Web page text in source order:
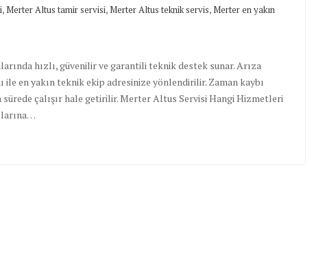
,Merter Altus tamir servisi,Merter Altus teknik servis,Merter en yakın
hızlı, güvenilir ve garantili teknik destek sunar. Arıza
ile en yakın teknik ekip adresinize yönlendirilir. Zaman kaybı
çalışır hale getirilir. Merter Altus Servisi Hangi Hizmetleri